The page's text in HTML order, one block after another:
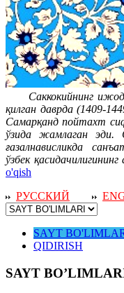
Саккокийнинг
қилган даврда (1409-
Самарқанд пойтахт
ўзида жамлаган эди.
ғазалнависликда
ўзбек
o'qish
РУССКИЙ
SAYT
QIDIRISH
SAYT